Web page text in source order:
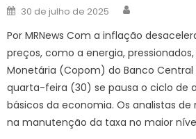
Posted
on
30 de julho de 2025
Por MRNews Com a inflação
preços, como a energia,
Monetária (Copom) do Banco
quarta-feira (30) se pausa o ciclo de
básicos da economia. Os analistas
na manutenção da taxa no maior